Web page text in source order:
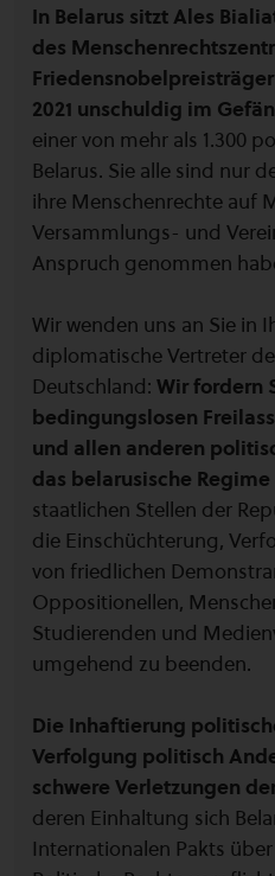
In Belarus sitzt Ales
des
Friedensnobelpreisträger
2021 unschuldig im
einer von mehr als 1.300
Belarus. Sie alle sind nur
ihre Menschenrechte auf
Versammlungs- und
Anspruch genommen
Wir wenden uns an Sie in
diplomatische Vertreter
Deutschland: Wir fordern
bedingungslosen
und allen anderen
das belarusische Regime
staatlichen Stellen der
die Einschüchterung,
von friedlichen
Oppositionellen,
Studierenden und
umgehend zu beenden.
Die Inhaftierung
Verfolgung politisch
schwere Verletzungen
deren Einhaltung sich
Internationalen Pakts